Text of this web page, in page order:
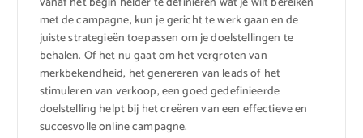
met de campagne, kun je gericht te werk gaan en de
juiste strategieën toepassen om je doelstellingen te
behalen. Of het nu gaat om het vergroten van
merkbekendheid, het genereren van leads of het
stimuleren van verkoop, een goed gedefinieerde
doelstelling helpt bij het creëren van een effectieve en
succesvolle online campagne.